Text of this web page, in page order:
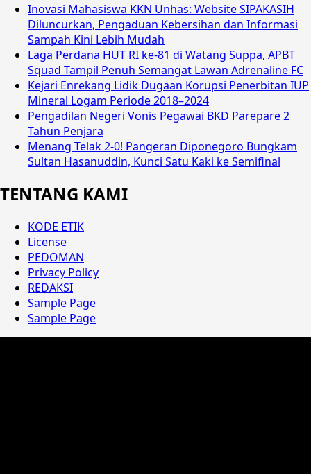
Inovasi Mahasiswa KKN Unhas: Website SIPAKASIH
Diluncurkan, Pengaduan Kebersihan dan Informasi
Sampah Kini Lebih Mudah
Laga Perdana HUT RI ke-81 di Watang Suppa, APBT
Squad Tampil Penuh Semangat Lawan Adrenaline FC
Kejari Enrekang Lidik Dugaan Korupsi Penerbitan IUP
Mineral Logam Periode 2018–2024
Pengadilan Negeri Vonis Pegawai BKD Parepare 2
Tahun Penjara
Menang Telak 2-0! Pangeran Diponegoro Bungkam
Sultan Hasanuddin, Kunci Satu Kaki ke Semifinal
TENTANG KAMI
KODE ETIK
License
PEDOMAN
Privacy Policy
REDAKSI
Sample Page
Sample Page